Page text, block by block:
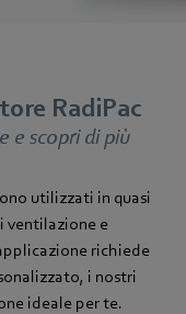
RadiPac
e scopri di più
utilizzati in quasi
e
richiede
i nostri
ideale per te.